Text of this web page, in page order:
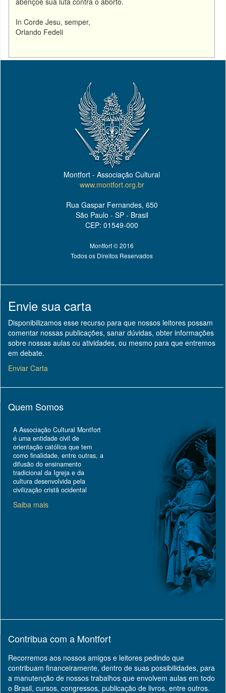
In Corde Jesu, semper,
Orlando Fedeli
Montfort - Associação Cultural
www.montfort.org.br
Rua Gaspar Fernandes, 650
São Paulo - SP - Brasil
CEP: 01549-000
Montfort © 2016
Todos os Direitos Reservados
Envie sua carta
Disponibilizamos esse recurso para que nossos leitores possam
comentar nossas publicações, sanar dúvidas, obter informações
sobre nossas aulas ou atividades, ou mesmo para que entremos
em debate.
Enviar Carta
Quem Somos
A Associação Cultural Montfort
é uma entidade civil de
orientação católica que tem
como finalidade, entre outras, a
difusão do ensinamento
tradicional da Igreja e da
cultura desenvolvida pela
civilização cristã ocidental
Saiba mais
Contribua com a Montfort
Recorremos aos nossos amigos e leitores pedindo que
contribuam financeiramente, dentro de suas possibilidades, para
a manutenção de nossos trabalhos que envolvem aulas em todo
o Brasil, cursos, congressos, publicação de livros, entre outros.